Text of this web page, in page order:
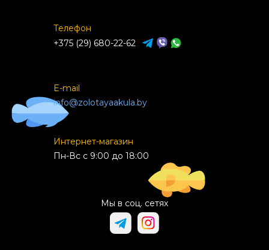
Телефон
+375 (29) 680-22-62
E-mail
info@zolotayaakula.by
Интернет-магазин
Пн-Вс с 9:00 до 18:00
Мы в соц. сетях